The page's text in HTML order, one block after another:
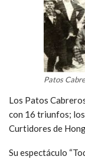
Patos
Los Patos
con 16 triunfos;
Curtidores de
Su espectáculo